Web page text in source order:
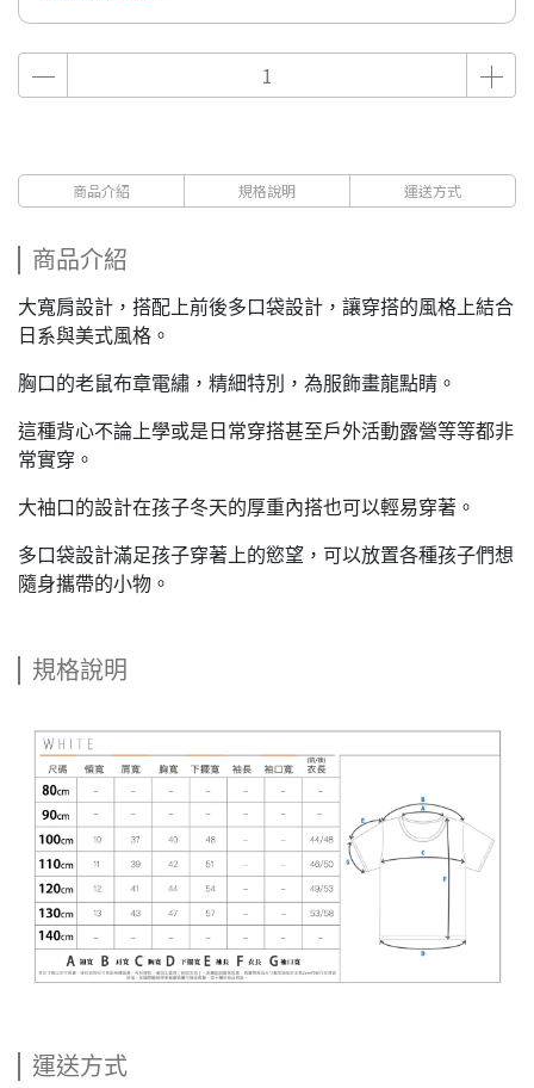
商品介紹 規格說明 運送方式
商品介紹
大寬肩設計，搭配上前後多口袋設計，讓穿搭的風格上結合
日系與美式風格。
胸口的老鼠布章電繡，精細特別，為服飾畫龍點睛。
這種背心不論上學或是日常穿搭甚至戶外活動露營等等都非
常實穿。
大袖口的設計在孩子冬天的厚重內搭也可以輕易穿著。
多口袋設計滿足孩子穿著上的慾望，可以放置各種孩子們想
隨身攜帶的小物。
規格說明
運送方式